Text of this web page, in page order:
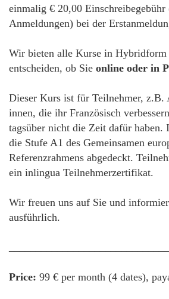
einmalig € 20,00
Anmeldungen) bei der
Wir bieten alle Kurse in Hybridform
entscheiden, ob Sie online oder in
Dieser Kurs ist für Teilnehmer, z.B.
innen, die ihr Französisch
tagsüber nicht die Zeit dafür haben.
die Stufe A1 des Gemeinsamen
Referenzrahmens abgedeckt.
ein inlingua Teilnehmerzertifikat.
Wir freuen uns auf Sie und
ausführlich.
Price: 99 € per month (4 dates),